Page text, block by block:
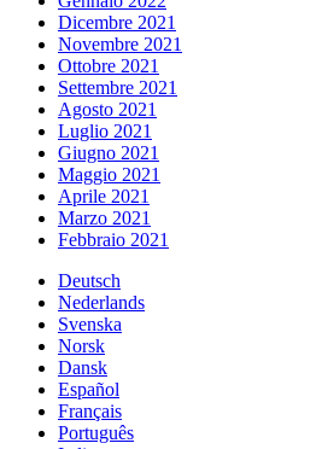
Dicembre 2021
Novembre 2021
Ottobre 2021
Settembre 2021
Agosto 2021
Luglio 2021
Giugno 2021
Maggio 2021
Aprile 2021
Marzo 2021
Febbraio 2021
Deutsch
Nederlands
Svenska
Norsk
Dansk
Español
Français
Português